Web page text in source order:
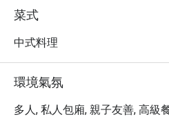
菜式
中式料理
環境氣氛
多人, 私人包廂, 親子友善, 高級